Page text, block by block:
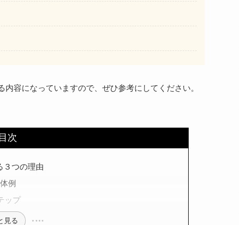
容になっていますので、ぜひ参考にしてください。
目次
３つの理由
例
ップ
見る